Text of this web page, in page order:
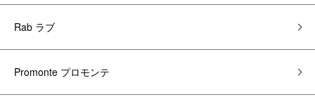
Rab ラブ
Promonte プロモンテ